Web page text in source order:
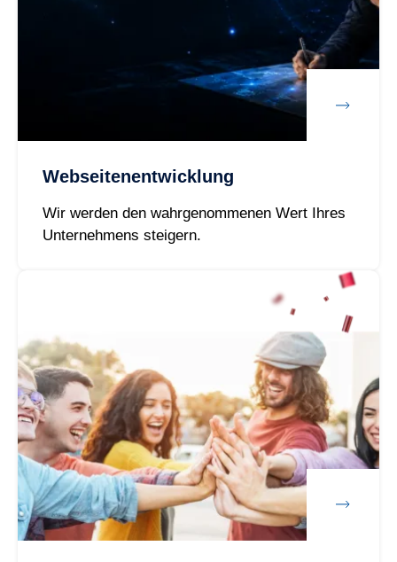
Webseitenentwicklung
Wir werden den wahrgenommenen Wert Ihres
Unternehmens steigern.